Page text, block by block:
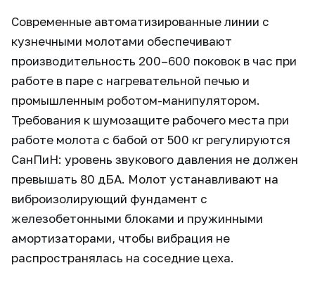
Современные автоматизированные линии с
кузнечными молотами обеспечивают
производительность 200–600 поковок в час при
работе в паре с нагревательной печью и
промышленным роботом-манипулятором.
Требования к шумозащите рабочего места при
работе молота с бабой от 500 кг регулируются
СанПиН: уровень звукового давления не должен
превышать 80 дБА. Молот устанавливают на
виброизолирующий фундамент с
железобетонными блоками и пружинными
амортизаторами, чтобы вибрация не
распространялась на соседние цеха.